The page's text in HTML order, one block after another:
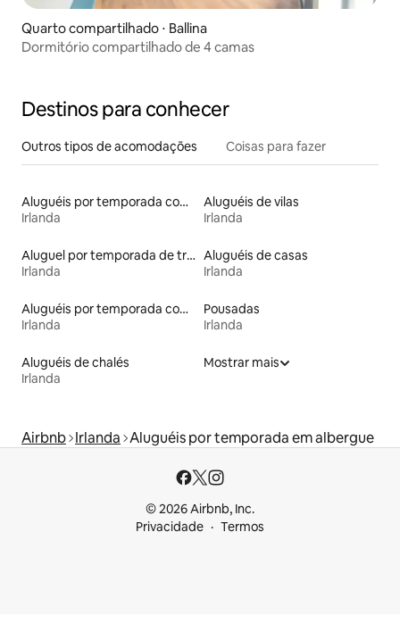
Quarto compartilhado ⋅ Ballina
Dormitório compartilhado de 4 camas
Destinos para conhecer
Outros tipos de acomodações Coisas para fazer
Aluguéis por temporada com café da manhã
Irlanda
Aluguéis de vilas
Irlanda
Aluguel por temporada de trailers
Irlanda
Aluguéis de casas
Irlanda
Aluguéis por temporada com banheira de hidromassagem
Irlanda
Pousadas
Irlanda
Aluguéis de chalés
Irlanda
Mostrar mais
Airbnb Irlanda Aluguéis por temporada em albergue
© 2026 Airbnb, Inc.
Privacidade
Termos